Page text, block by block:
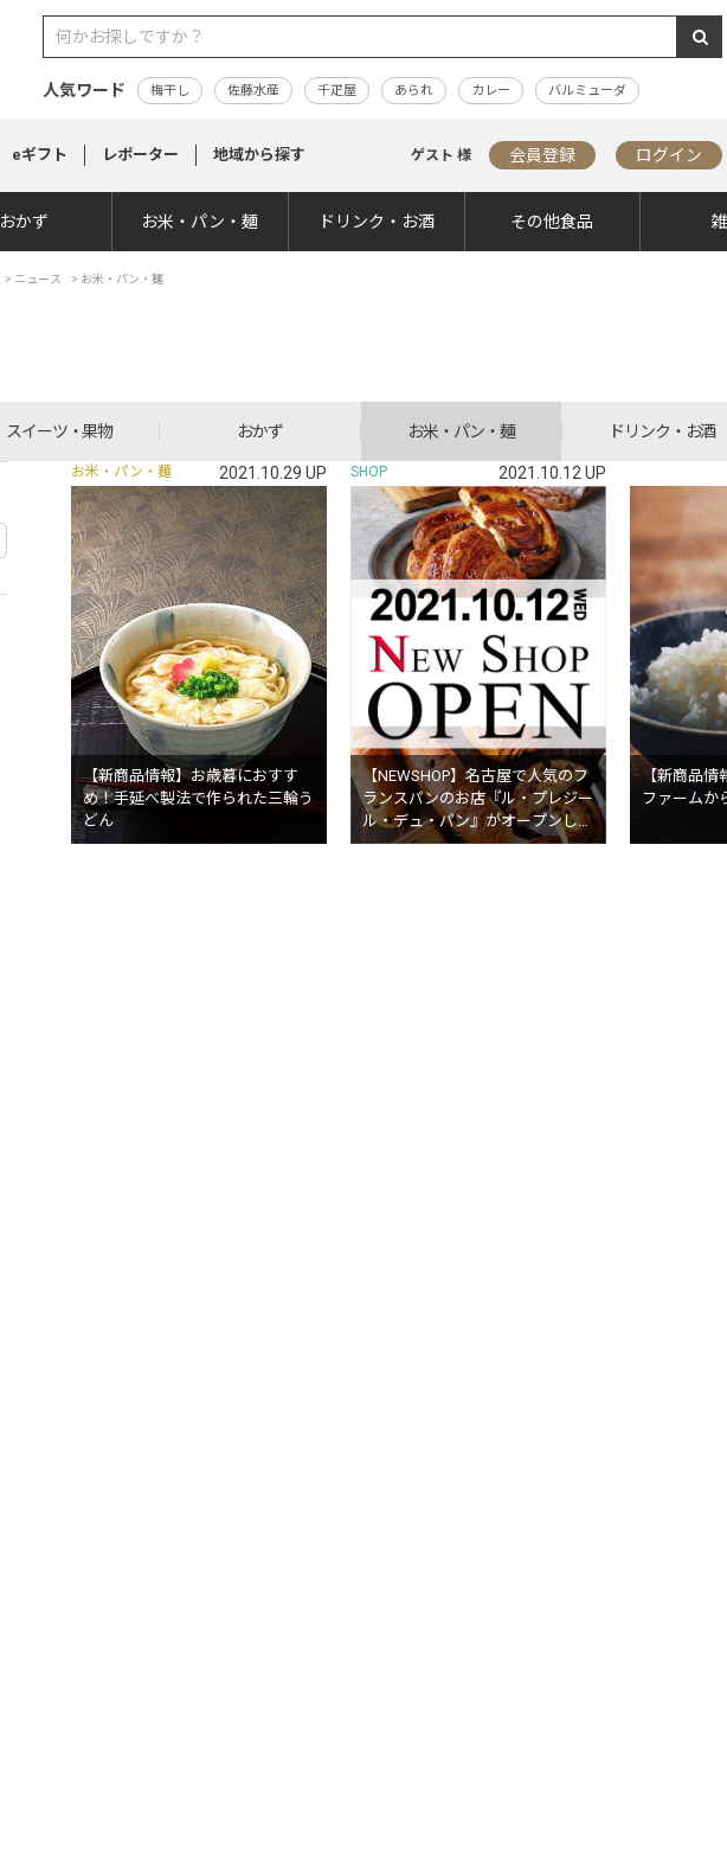
人気ワード 梅干し 佐藤水産 千疋屋 あられ カレー バルミューダ
eギフト レポーター 地域から探す ゲスト 様 会員登録 ログイン
おかず お米・パン・麺 ドリンク・お酒 その他食品
> ニュース > お米・パン・麺
スイーツ・果物 おかず お米・パン・麺 ドリンク・お酒
お米・パン・麺 2021.10.29 UP
【新商品情報】お歳暮におすす
め！手延べ製法で作られた三輪う
どん
SHOP 2021.10.12 UP
【NEWSHOP】名古屋で人気のフ
ランスパンのお店『ル・プレジー
ル・デュ・パン』がオープンしま
した。
【新商品情
ファームか